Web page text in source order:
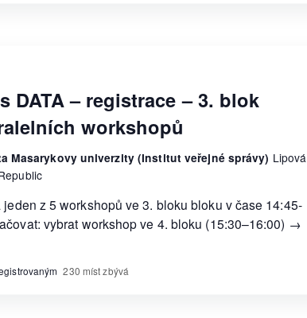
DATA – registrace – 3. blok
workshopů
Masarykovy univerzity (Institut veřejné správy) Lipová
z 5 workshopů ve 3. bloku bloku v čase 14:45-
vybrat workshop ve 4. bloku (15:30–16:00) →
230 míst zbývá